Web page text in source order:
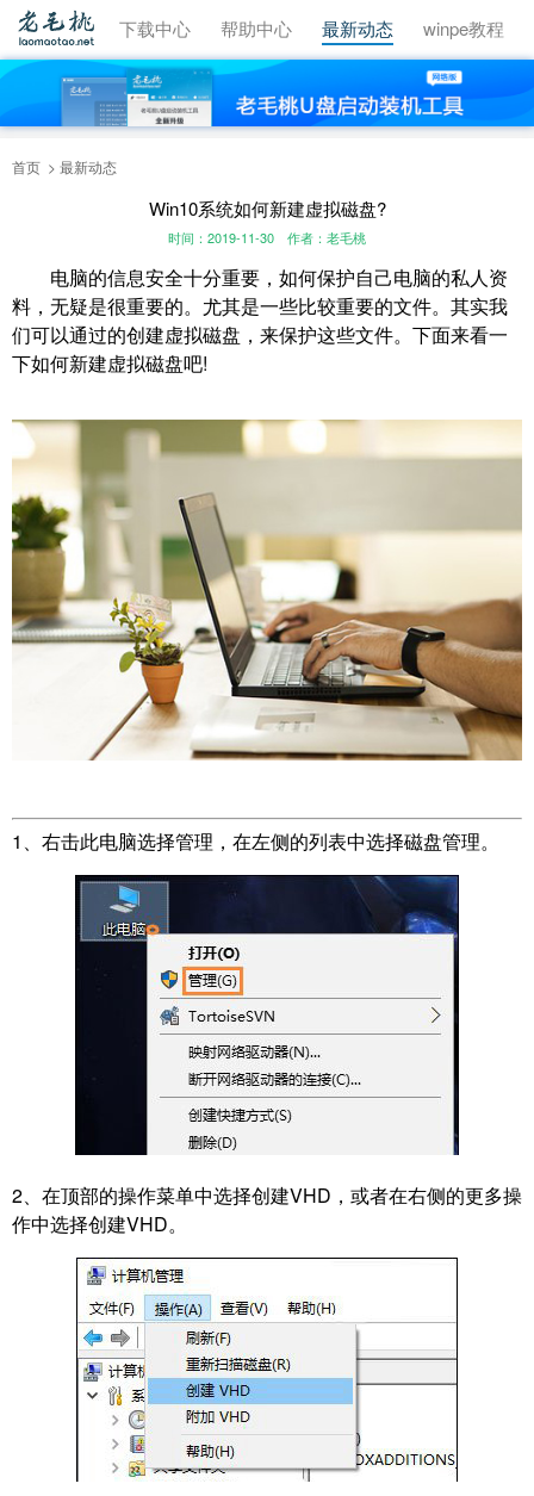
视频教程 下载中心 帮助中心 最新动态 winpe教程
首页 最新动态
Win10系统如何新建虚拟磁盘?
时间：2019-11-30 作者：老毛桃
电脑的信息安全十分重要，如何保护自己电脑的私人资
料，无疑是很重要的。尤其是一些比较重要的文件。其实我
们可以通过的创建虚拟磁盘，来保护这些文件。下面来看一
下如何新建虚拟磁盘吧!
1、右击此电脑选择管理，在左侧的列表中选择磁盘管理。
2、在顶部的操作菜单中选择创建VHD，或者在右侧的更多操
作中选择创建VHD。